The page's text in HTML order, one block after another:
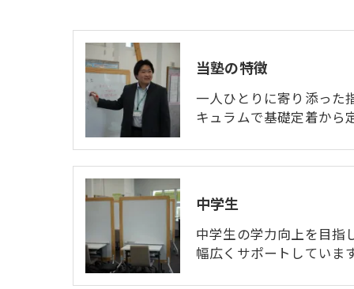
当塾の特徴
一人ひとりに寄り添った
キュラムで基礎定着から
中学生
中学生の学力向上を目指
幅広くサポートしていま